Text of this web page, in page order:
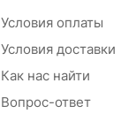
Условия оплаты
Условия доставки
Как нас найти
Вопрос-ответ